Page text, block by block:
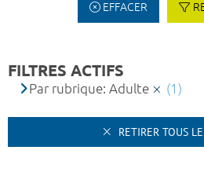
EFFACER
FILTRES ACTIFS
Par rubrique: Adulte (1)
RETIRER TOUS